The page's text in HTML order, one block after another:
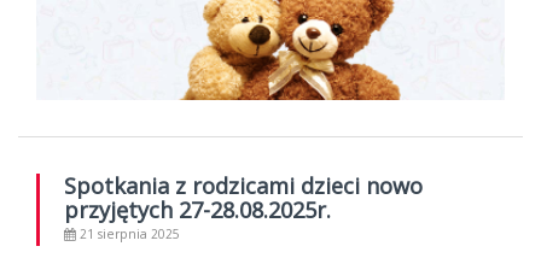
Spotkania z rodzicami dzieci nowo
przyjętych 27-28.08.2025r.
21 sierpnia 2025